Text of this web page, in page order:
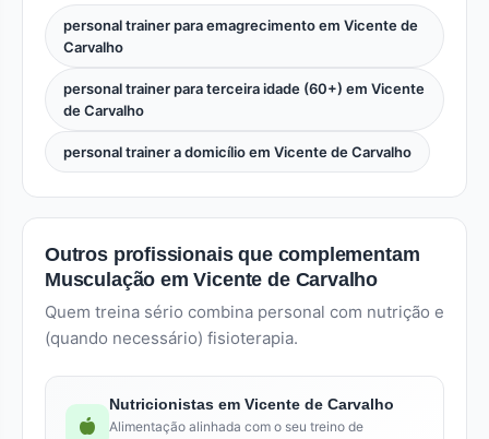
personal trainer para emagrecimento em Vicente de
Carvalho
personal trainer para terceira idade (60+) em Vicente
de Carvalho
personal trainer a domicílio em Vicente de Carvalho
Outros profissionais que complementam
Musculação em Vicente de Carvalho
Quem treina sério combina personal com nutrição e
(quando necessário) fisioterapia.
Nutricionistas em Vicente de Carvalho
Alimentação alinhada com o seu treino de